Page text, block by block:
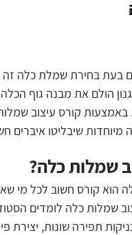
בעת בחירת שמלת כלה
הולם את מבנה גוף
קורס עיצוב
שיבליטו איברים
שמלות כלה?
הוא קורס חשוב לכל מי
שמלות כלה לומדים
תפירה שונות,